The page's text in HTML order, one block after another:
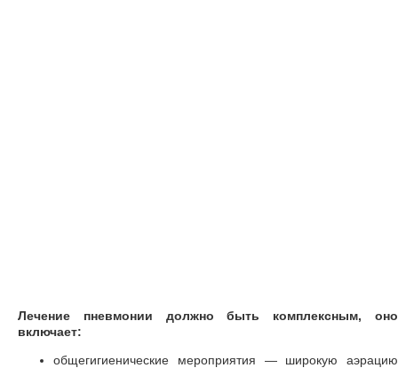
Лечение пневмонии должно быть комплексным, оно
включает:
общегигиенические мероприятия — широкую аэрацию